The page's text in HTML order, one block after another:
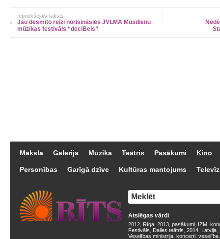
Iepriekšējais raksts
Jau desmito reizi norisināsies JVLMA Mūsdienu
mūzikas festivāls “deciBels”
Māksla Galerija Mūzika Teātris Pasākumi Kino
Personības Garīgā dzīve Kultūras mantojums
Atslēgas vārdi
2012 Rīga 2013 pasākumi IZM
Festivāls
Dailes teātris 2014 Latvija
Veselības ministrija koncerti veselība